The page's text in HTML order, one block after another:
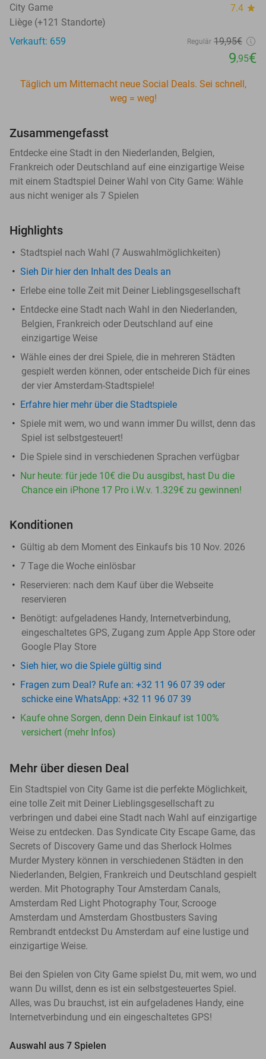
City Game 7.4 star
Liège (+121 Standorte)
Verkauft: 659
Regulär 19,95€
9,95€
Täglich um Mitternacht neue Social Deals. Sei schnell,
weg = weg!
Zusammengefasst
Entdecke eine Stadt in den Niederlanden, Belgien,
Frankreich oder Deutschland auf eine einzigartige Weise
mit einem Stadtspiel Deiner Wahl von City Game: Wähle
aus nicht weniger als 7 Spielen
Highlights
Stadtspiel nach Wahl (7 Auswahlmöglichkeiten)
Sieh Dir hier den Inhalt des Deals an
Erlebe eine tolle Zeit mit Deiner Lieblingsgesellschaft
Entdecke eine Stadt nach Wahl in den Niederlanden,
Belgien, Frankreich oder Deutschland auf eine
einzigartige Weise
Wähle eines der drei Spiele, die in mehreren Städten
gespielt werden können, oder entscheide Dich für eines
der vier Amsterdam-Stadtspiele!
Erfahre hier mehr über die Stadtspiele
Spiele mit wem, wo und wann immer Du willst, denn das
Spiel ist selbstgesteuert!
Die Spiele sind in verschiedenen Sprachen verfügbar
Nur heute: für jede 10€ die Du ausgibst, hast Du die
Chance ein iPhone 17 Pro i.W.v. 1.329€ zu gewinnen!
Konditionen
Gültig ab dem Moment des Einkaufs bis 10 Nov. 2026
7 Tage die Woche einlösbar
Reservieren: nach dem Kauf über die Webseite
reservieren
Benötigt: aufgeladenes Handy, Internetverbindung,
eingeschaltetes GPS, Zugang zum Apple App Store oder
Google Play Store
Sieh hier, wo die Spiele gültig sind
Fragen zum Deal? Rufe an: +32 11 96 07 39 oder
schicke eine WhatsApp: +32 11 96 07 39
Kaufe ohne Sorgen, denn Dein Einkauf ist 100%
versichert (mehr Infos)
Mehr über diesen Deal
Ein Stadtspiel von City Game ist die perfekte Möglichkeit,
eine tolle Zeit mit Deiner Lieblingsgesellschaft zu
verbringen und dabei eine Stadt nach Wahl auf einzigartige
Weise zu entdecken. Das Syndicate City Escape Game, das
Secrets of Discovery Game und das Sherlock Holmes
Murder Mystery können in verschiedenen Städten in den
Niederlanden, Belgien, Frankreich und Deutschland gespielt
werden. Mit Photography Tour Amsterdam Canals,
Amsterdam Red Light Photography Tour, Scrooge
Amsterdam und Amsterdam Ghostbusters Saving
Rembrandt entdeckst Du Amsterdam auf eine lustige und
einzigartige Weise.
Bei den Spielen von City Game spielst Du, mit wem, wo und
wann Du willst, denn es ist ein selbstgesteuertes Spiel.
Alles, was Du brauchst, ist ein aufgeladenes Handy, eine
Internetverbindung und ein eingeschaltetes GPS!
Auswahl aus 7 Spielen